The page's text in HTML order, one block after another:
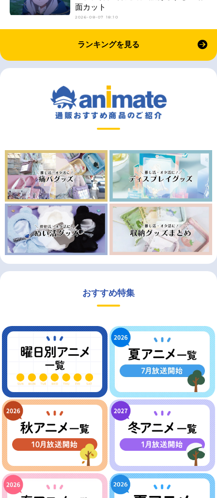
面カット
2026-08-07 18:10
ランキングを見る
おすすめ特集